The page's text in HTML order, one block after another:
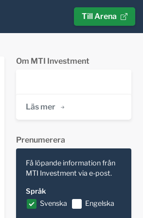
Till Arena
Om MTI Investment
Läs mer
Prenumerera
Få löpande information från
MTI Investment via e-post.
Språk
Svenska
Engelska